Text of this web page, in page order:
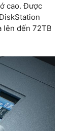
cao. Được
lên đến 72TB